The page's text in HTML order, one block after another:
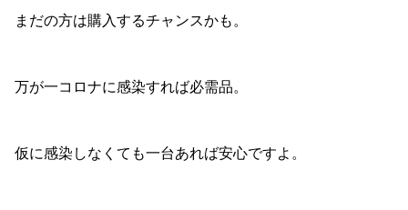
まだの方は購入するチャンスかも。
万が一コロナに感染すれば必需品。
仮に感染しなくても一台あれば安心ですよ。